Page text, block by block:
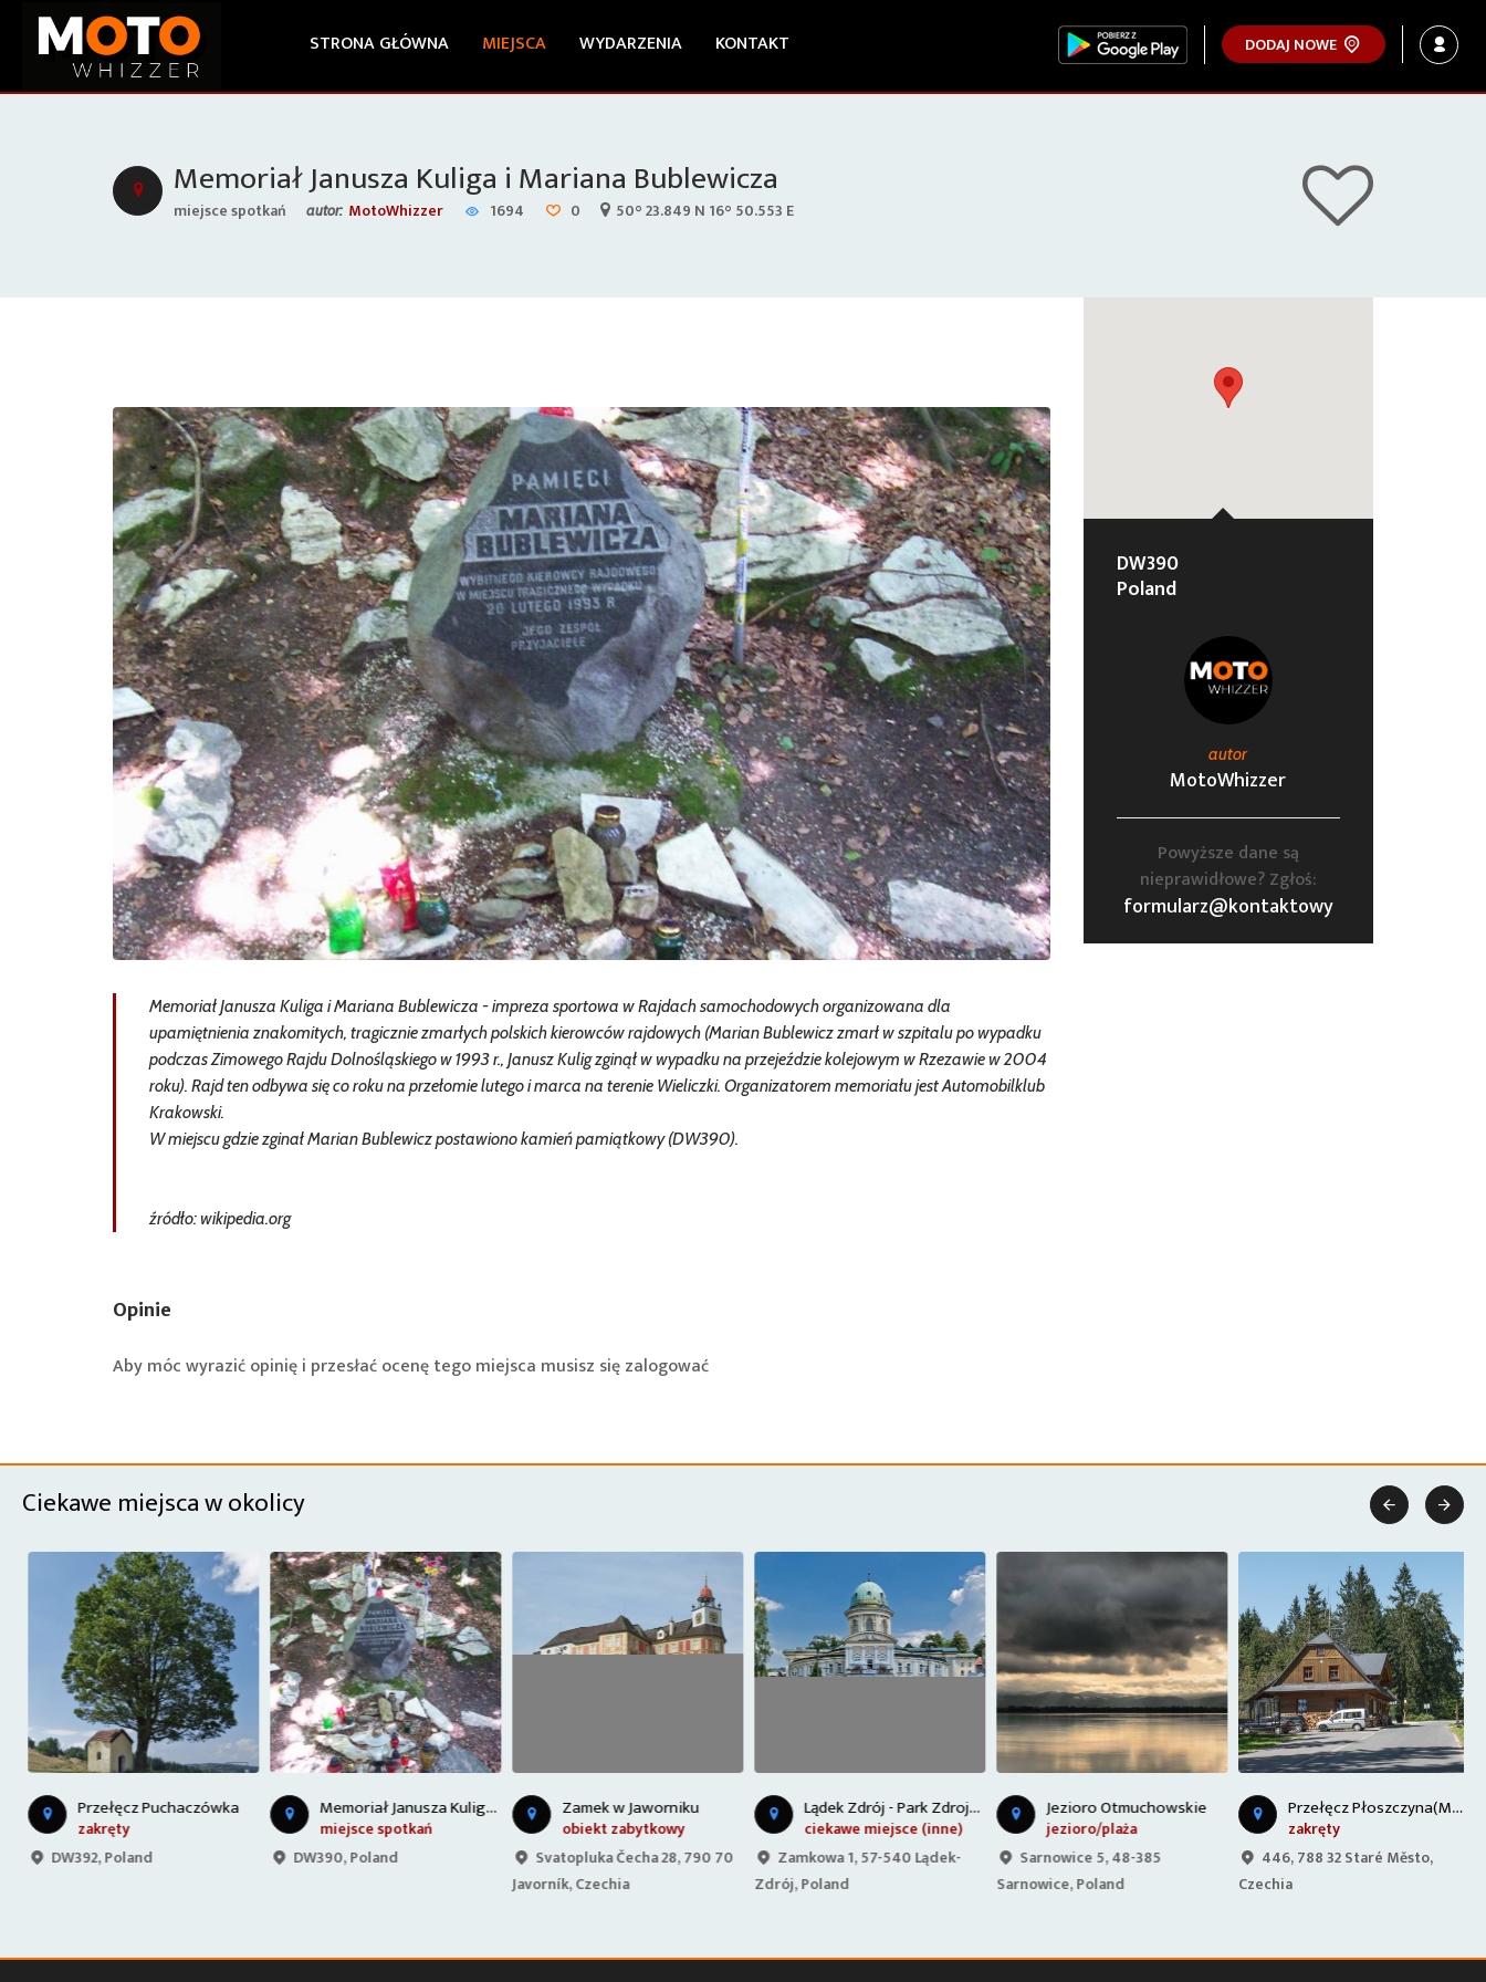
STRONA GŁÓWNA MIEJSCA WYDARZENIA KONTAKT DODAJ NOWE
Memoriał Janusza Kuliga i Mariana Bublewicza
miejsce spotkań autor: MotoWhizzer 1694 0 50° 23.849 N 16° 50.553 E
Memoriał Janusza Kuliga i Mariana Bublewicza - impreza sportowa w Rajdach samochodowych organizowana dla
upamiętnienia znakomitych, tragicznie zmarłych polskich kierowców rajdowych (Marian Bublewicz zmarł w szpitalu po wypadku
podczas Zimowego Rajdu Dolnośląskiego w 1993 r., Janusz Kulig zginął w wypadku na przejeździe kolejowym w Rzezawie w 2004
roku). Rajd ten odbywa się co roku na przełomie lutego i marca na terenie Wieliczki. Organizatorem memoriału jest Automobilklub
Krakowski.
W miejscu gdzie zginał Marian Bublewicz postawiono kamień pamiątkowy (DW390).
źródło: wikipedia.org
Opinie
Aby móc wyrazić opinię i przesłać ocenę tego miejsca musisz sięzalogować
DW390
Poland
autor
MotoWhizzer
Powyższe dane są
nieprawidłowe? Zgłoś:
formularz@kontaktowy
Ciekawe miejsca w okolicy
Przełęcz Puchaczówka
zakręty
DW392, Poland
M
emoriał Janusza Kuliga i Mariana Bublewicza
miejsce spotkań
DW390, Poland
Zamek w Jaworniku
obiekt zabytkowy
Svatopluka Čecha 28, 790 70
Javorník, Czechia
L
ądek Zdrój - Park Zdrojowy
ciekawe miejsce (inne)
Zamkowa 1, 57-540 Lądek-
Zdrój, Poland
Jezioro Otmuchowskie
jezioro/plaża
Sarnowice 5, 48-385
Sarnowice, Poland
P
rzełęcz Płoszczyna(Morawska)
zakręty
446, 788 32 Staré Město,
Czechia
 